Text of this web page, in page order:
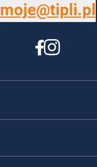
moje@tipli.pl